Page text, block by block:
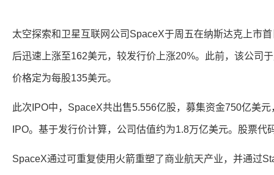
太空探索和卫星互联网公司SpaceX于周五在纳斯达克上市
后迅速上涨至162美元，较发行价上涨20%。此前，该公司
价格定为每股135美元。
此次IPO中，SpaceX共出售5.556亿股，募集资金750亿美
IPO。基于发行价计算，公司估值约为1.8万亿美元。股票代
SpaceX通过可重复使用火箭重塑了商业航天产业，并通过